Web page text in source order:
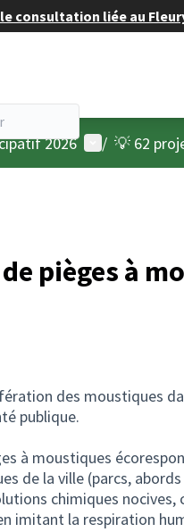
consultation liée au
2026 Menu
/ 💡 62
pièges à
des moustiques
publique.
à moustiques
de la ville (parcs,
chimiques nocives,
imitant la respiration